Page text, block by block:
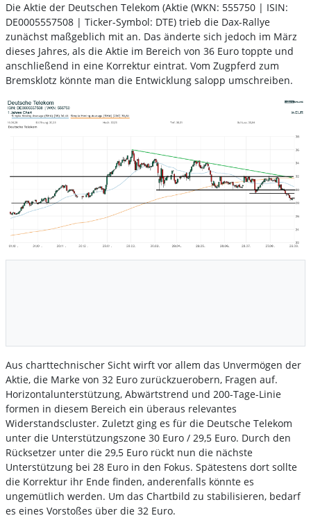
Die Aktie der Deutschen Telekom (Aktie (WKN: 555750 | ISIN:
DE0005557508 | Ticker-Symbol: DTE) trieb die Dax-Rallye
zunächst maßgeblich mit an. Das änderte sich jedoch im März
dieses Jahres, als die Aktie im Bereich von 36 Euro toppte und
anschließend in eine Korrektur eintrat. Vom Zugpferd zum
Bremsklotz könnte man die Entwicklung salopp umschreiben.
Aus charttechnischer Sicht wirft vor allem das Unvermögen der
Aktie, die Marke von 32 Euro zurückzuerobern, Fragen auf.
Horizontalunterstützung, Abwärtstrend und 200-Tage-Linie
formen in diesem Bereich ein überaus relevantes
Widerstandscluster. Zuletzt ging es für die Deutsche Telekom
unter die Unterstützungszone 30 Euro / 29,5 Euro. Durch den
Rücksetzer unter die 29,5 Euro rückt nun die nächste
Unterstützung bei 28 Euro in den Fokus. Spätestens dort sollte
die Korrektur ihr Ende finden, anderenfalls könnte es
ungemütlich werden. Um das Chartbild zu stabilisieren, bedarf
es eines Vorstoßes über die 32 Euro.